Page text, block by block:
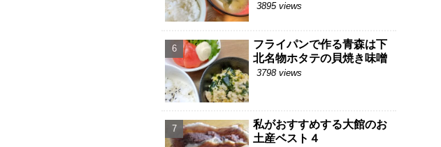
3895 views
フライパンで作る青森は下
北名物ホタテの貝焼き味噌
3798 views
私がおすすめする大館のお
土産ベスト４